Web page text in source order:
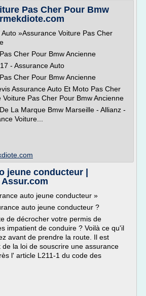
Pas Cher Pour Bmw
»Assurance Voiture Pas Cher
Cher Pour Bmw Ancienne
- Assurance Auto
Cher Pour Bmw Ancienne
Assurance Auto Et Moto Pas Cher
Voiture Pas Cher Pour Bmw Ancienne
La Marque Bmw Marseille - Allianz -
Voiture...
jeune conducteur |
auto jeune conducteur »
auto jeune conducteur ?
de décrocher votre permis de
impatient de conduire ? Voilà ce qu'il
avant de prendre la route. Il est
la loi de souscrire une assurance
l' article L211-1 du code des